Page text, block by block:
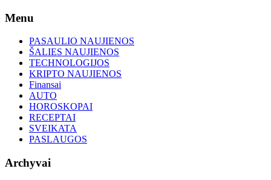
Skip
content
Menu
PASAULIO NAUJIENOS
ŠALIES NAUJIENOS
TECHNOLOGIJOS
KRIPTO NAUJIENOS
Finansai
AUTO
HOROSKOPAI
RECEPTAI
SVEIKATA
PASLAUGOS
Archyvai